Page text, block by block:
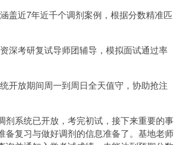
盖近7年近千个调剂案例，根据分数精准匹
深考研复试导师团辅导，模拟面试通过率
开放期间周一到周日全天值守，协助抢注
剂系统已开放，考完初试，接下来重要的事
备复习与做好调剂的信息准备了。基地老师